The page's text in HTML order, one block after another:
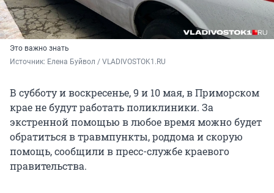
Это важно знать
Источник: Елена Буйвол / VLADIVOSTOK1.RU
В субботу и воскресенье, 9 и 10 мая, в Приморском
крае не будут работать поликлиники. За
экстренной помощью в любое время можно будет
обратиться в травмпункты, роддома и скорую
помощь, сообщили в пресс-службе краевого
правительства.